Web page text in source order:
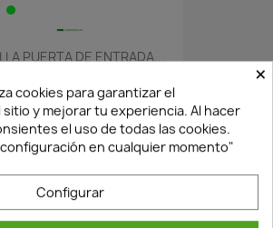
PUERTA DE ENTRADA...
×
cookies para garantizar el
y mejorar tu experiencia. Al hacer
el uso de todas las cookies.
en cualquier momento"
Configurar